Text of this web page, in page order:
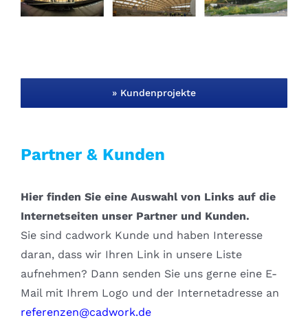
» Kundenprojekte
Partner & Kunden
Hier finden Sie eine Auswahl von Links auf die
Internetseiten unser Partner und Kunden.
Sie sind cadwork Kunde und haben Interesse
daran, dass wir Ihren Link in unsere Liste
aufnehmen? Dann senden Sie uns gerne eine E-
Mail mit Ihrem Logo und der Internetadresse an
referenzen@cadwork.de